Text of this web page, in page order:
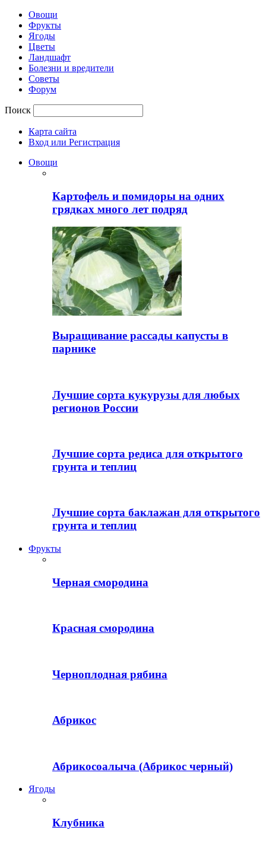
Овощи
Фрукты
Ягоды
Цветы
Ландшафт
Болезни и вредители
Советы
Форум
Поиск
Карта сайта
Вход или Регистрация
Овощи
Картофель и помидоры на одних
грядках много лет подряд
Выращивание рассады капусты в
парнике
Лучшие сорта кукурузы для любых
регионов России
Лучшие сорта редиса для открытого
грунта и теплиц
Лучшие сорта баклажан для открытого
грунта и теплиц
Фрукты
Черная смородина
Красная смородина
Черноплодная рябина
Абрикос
Абрикосоалыча (Абрикос черный)
Ягоды
Клубника